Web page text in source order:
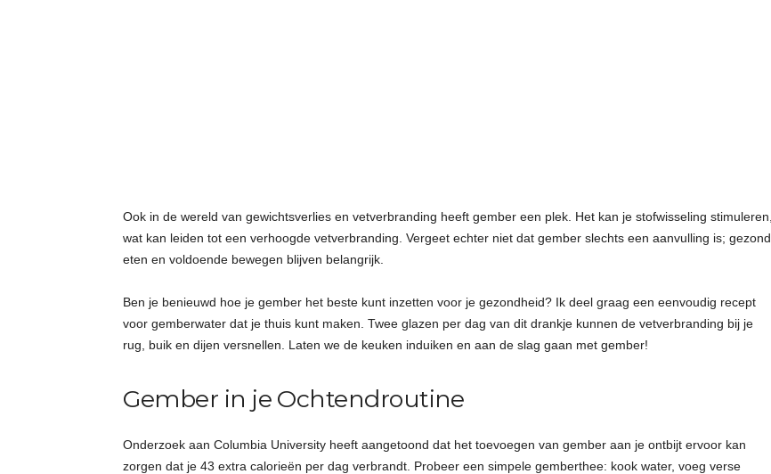
Ook in de wereld van gewichtsverlies en vetverbranding heeft gember een plek. Het kan je stofwisseling stimuleren,
wat kan leiden tot een verhoogde vetverbranding. Vergeet echter niet dat gember slechts een aanvulling is; gezond
eten en voldoende bewegen blijven belangrijk.
Ben je benieuwd hoe je gember het beste kunt inzetten voor je gezondheid? Ik deel graag een eenvoudig recept
voor gemberwater dat je thuis kunt maken. Twee glazen per dag van dit drankje kunnen de vetverbranding bij je
rug, buik en dijen versnellen. Laten we de keuken induiken en aan de slag gaan met gember!
Gember in je Ochtendroutine
Onderzoek aan Columbia University heeft aangetoond dat het toevoegen van gember aan je ontbijt ervoor kan
zorgen dat je 43 extra calorieën per dag verbrandt. Probeer een simpele gemberthee: kook water, voeg verse